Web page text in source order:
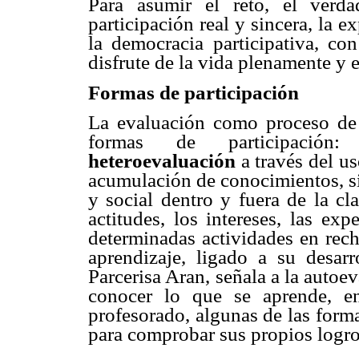
Para asumir el reto, el
participación real y sincera, la
la democracia participativa,
disfrute de la vida plenamente y
Formas de participación
La evaluación como proceso
formas de
heteroevaluación a través del
acumulación de conocimientos,
y social dentro y fuera de la
actitudes, los intereses, las
determinadas actividades en
aprendizaje, ligado a su
Parcerisa Aran, señala a la
conocer lo que se aprende,
profesorado, algunas de las
para comprobar sus propios